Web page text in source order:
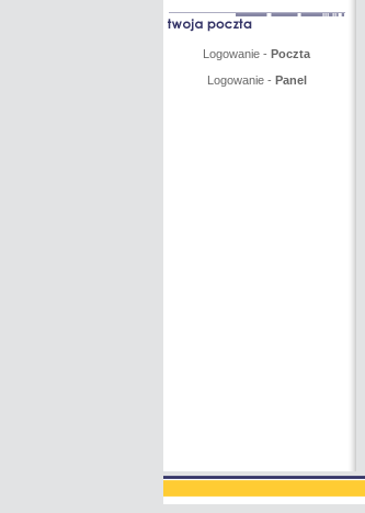
Logowanie - Poczta
Logowanie - Panel